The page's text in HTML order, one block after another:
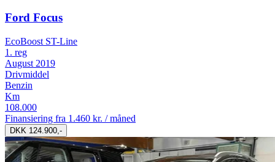
Ford Focus
EcoBoost ST-Line
1. reg
August 2019
Drivmiddel
Benzin
Km
108.000
Finansiering fra 1.460 kr. / måned
DKK 124.900,-